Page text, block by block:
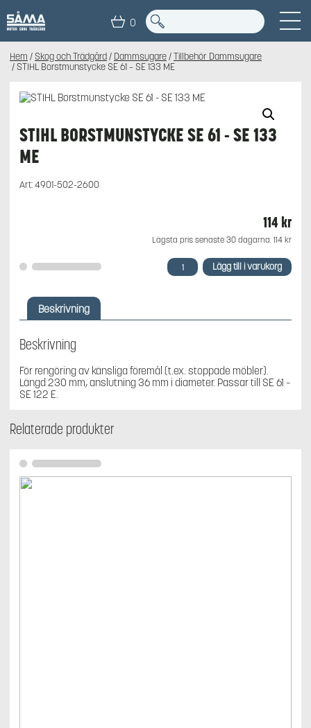
0
Hem / Skog och Trädgård/ Dammsugare/Tillbehör Dammsugare
/ STIHL Borstmunstycke SE 61 – SE 133 ME
STIHL BORSTMUNSTYCKE SE 61 - SE 133
ME
Art:4901-502-2600
114 kr
Lägsta pris senaste 30 dagarna: 114 kr
STIHL
Borstmunstycke
-
mängd
Lägg till i varukorg
Beskrivning
Beskrivning
För rengöring av känsliga föremål (t.ex. stoppade möbler).
Längd 230 mm, anslutning 36 mm i diameter. Passar till SE 61 –
SE 122 E.
Relaterade produkter